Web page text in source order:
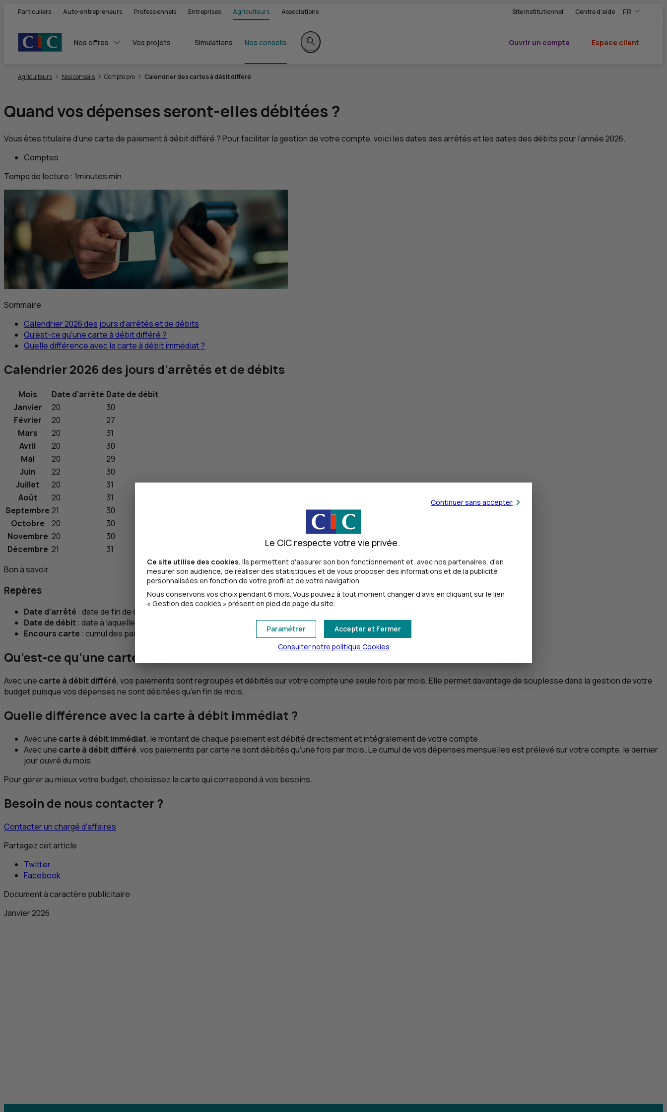
Particuliers Auto-entrepreneurs Professionnels Entreprises Agriculteurs Associations Site institutionnel Centre d'aide FR
,Version
,Changer de
Nos offres Vos projets Simulations Nos conseils
Rechercher sur le site
Ouvrir un compte
Espace client
Agriculteurs Nos conseils Compte pro Calendrier des cartes à débit différé
Quand vos dépenses seront-elles débitées ?
Vous êtes titulaire d’une carte de paiement à débit différé ? Pour faciliter la gestion de votre compte, voici les dates des arrêtés et les dates des débits pour l’année 2026.
Comptes
Temps de lecture : 1minutesmin
Sommaire
Calendrier 2026 des jours d’arrêtés et de débits
Qu’est-ce qu’une carte à débit différé ?
Quelle différence avec la carte à débit immédiat ?
Calendrier 2026 des jours d’arrêtés et de débits
Mois Date d’arrêté Date de débit
Janvier
20
30
Février
20
27
Mars
20
31
Avril
20
30
Mai
20
29
Juin
22
30
Juillet
20
31
Août
20
31
Septembre 21
30
Octobre
20
30
Novembre 20
30
Décembre 21
31
Bon à savoir
Repères
Date d’arrêté : date de fin de cumul des paiements de l’encours carte du mois, le 20 du mois ou le jour ouvré suivant.
Date de débit: date à laquelle l’encours carte du mois, est débité du compte, en fin de mois civil.
Encours carte : cumul des paiements effectués par carte entre deux dates d’arrêté.
Qu’est-ce qu’une carte à débit différé ?
Avec une carte à débit différé, vos paiements sont regroupés et débités sur votre compte une seule fois par mois. Elle permet davantage de souplesse dans la gestion de votre
budget puisque vos dépenses ne sont débitées qu’en fin de mois.
Quelle différence avec la carte à débit immédiat ?
Avec une carte à débit immédiat, le montant de chaque paiement est débité directement et intégralement de votre compte.
Avec une carte à débit différé, vos paiements par carte ne sont débités qu’une fois par mois. Le cumul de vos dépenses mensuelles est prélevé sur votre compte, le dernier
jour ouvré du mois.
Pour gérer au mieux votre budget, choisissez la carte qui correspond à vos besoins.
Besoin de nous contacter ?
Contacter un chargé d’affaires
Partagez cet article
Twitter
Facebook
Document à caractère publicitaire
Janvier 2026
Continuer sans accepter
Le CIC respecte votre vie privée.
Ce site utilise des cookies. Ils permettent d'assurer son bon fonctionnement et, avec nos partenaires, d'en
mesurer son audience, de réaliser des statistiques et de vous proposer des informations et de la publicité
personnalisées en fonction de votre profil et de votre navigation.
Nous conservons vos choix pendant 6 mois. Vous pouvez à tout moment changer d’avis en cliquant sur le lien
« Gestion des cookies » présent en pied de page du site.
Accepter et Fermer
Paramétrer
Consulter notre politique Cookies